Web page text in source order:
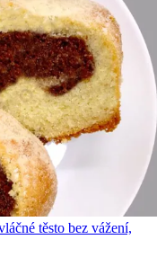
těsto bez vážení,